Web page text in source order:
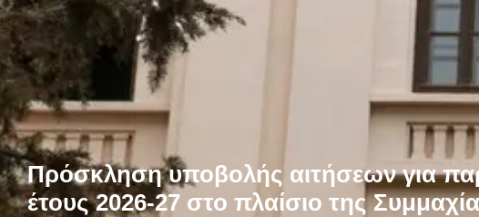
Πρόσκληση υποβολής αιτήσεων για
έτους 2026-27 στο πλαίσιο της